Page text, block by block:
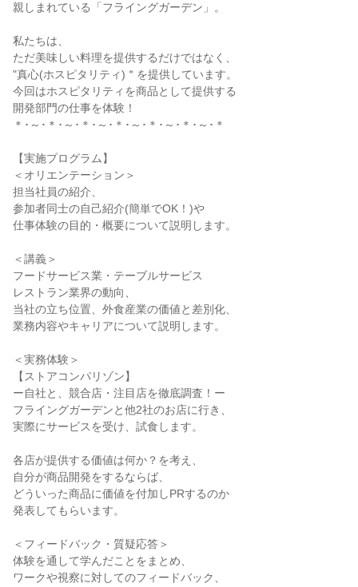
親しまれている「フライングガーデン」。
私たちは、
ただ美味しい料理を提供するだけではなく、
"真心(ホスピタリティ)＂を提供しています。
今回はホスピタリティを商品として提供する
開発部門の仕事を体験！
＊･～･＊･～･＊･～･＊･～･＊･～･＊･～･＊
【実施プログラム】
＜オリエンテーション＞
担当社員の紹介、
参加者同士の自己紹介(簡単でOK！)や
仕事体験の目的・概要について説明します。
＜講義＞
フードサービス業・テーブルサービス
レストラン業界の動向、
当社の立ち位置、外食産業の価値と差別化、
業務内容やキャリアについて説明します。
＜実務体験＞
【ストアコンパリゾン】
ー自社と、競合店・注目店を徹底調査！ー
フライングガーデンと他2社のお店に行き、
実際にサービスを受け、試食します。
各店が提供する価値は何か？を考え、
自分が商品開発をするならば、
どういった商品に価値を付加しPRするのか
発表してもらいます。
＜フィードバック・質疑応答＞
体験を通して学んだことをまとめ、
ワークや視察に対してのフィードバック、